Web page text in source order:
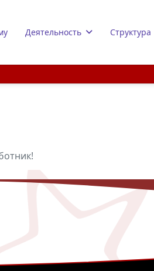
Деятельность Структура